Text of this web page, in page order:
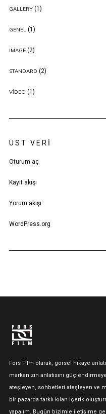
GALLERY(1)
GENEL(1)
IMAGE(2)
STANDARD (2)
VIDEO (1)
ÜST VERI
Oturum aç
Kayıt akışı
Yorum akışı
WordPress.org
Fors Film olarak, görsel hikaye
markanızın anlatısını
ateşleyen, sohbetleri ateşleyen ve
bir pazarda farklı kılan içerik
yapalım. Bugün bizimle iletişime